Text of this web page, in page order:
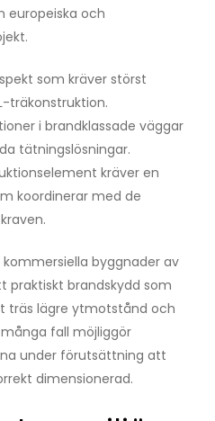
europeiska och
som kräver störst
träkonstruktion.
i brandklassade väggar
tätningslösningar.
kräver en
koordinerar med de
byggnader av
praktiskt brandskydd som
träs lägre ytmotstånd och
fall möjliggör
under förutsättning att
dimensionerad.